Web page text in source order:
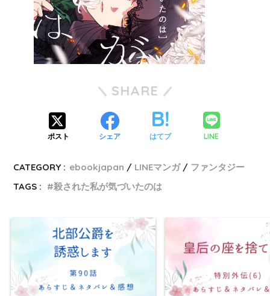
SHARE
ポスト シェア はてブ LINE
CATEGORY : ebookjapan LINEマンガ
ファンタジー
TAGS :
殺された私が気づいたのは